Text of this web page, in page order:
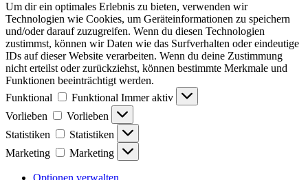
Um dir ein optimales Erlebnis zu bieten, verwenden wir
Technologien wie Cookies, um Geräteinformationen zu speichern
und/oder darauf zuzugreifen. Wenn du diesen Technologien
zustimmst, können wir Daten wie das Surfverhalten oder eindeutige
IDs auf dieser Website verarbeiten. Wenn du deine Zustimmung
nicht erteilst oder zurückziehst, können bestimmte Merkmale und
Funktionen beeinträchtigt werden.
Funktional
Funktional Immer aktiv
Vorlieben
Vorlieben
Statistiken
Statistiken
Marketing
Marketing